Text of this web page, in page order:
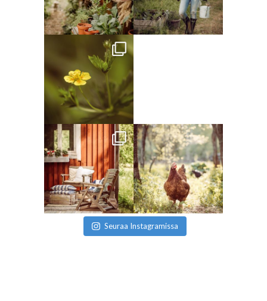
Seuraa Instagramissa